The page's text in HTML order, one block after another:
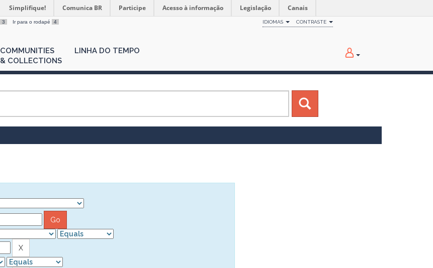
Simplifique! Comunica BR Participe Acesso à informação Legislação Canais
3 Ir para o rodapé 4 IDIOMAS CONTRASTE
COMMUNITIES
& COLLECTIONS
LINHA DO TEMPO